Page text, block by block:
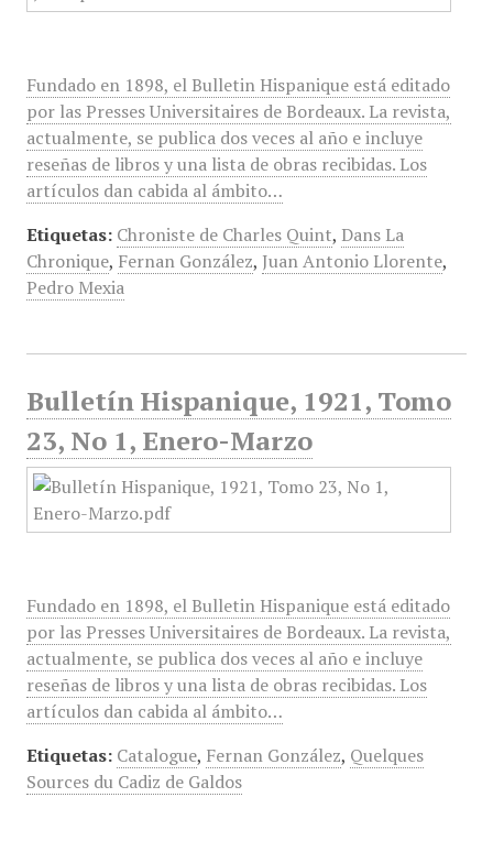
Fundado en 1898, el Bulletin Hispanique está editado
por las Presses Universitaires de Bordeaux. La revista,
actualmente, se publica dos veces al año e incluye
reseñas de libros y una lista de obras recibidas. Los
artículos dan cabida al ámbito…
Etiquetas: Chroniste de Charles Quint, Dans La
Chronique, Fernan González, Juan Antonio Llorente,
Pedro Mexia
Bulletín Hispanique, 1921, Tomo
23, No 1, Enero-Marzo
Fundado en 1898, el Bulletin Hispanique está editado
por las Presses Universitaires de Bordeaux. La revista,
actualmente, se publica dos veces al año e incluye
reseñas de libros y una lista de obras recibidas. Los
artículos dan cabida al ámbito…
Etiquetas: Catalogue, Fernan González, Quelques
Sources du Cadiz de Galdos